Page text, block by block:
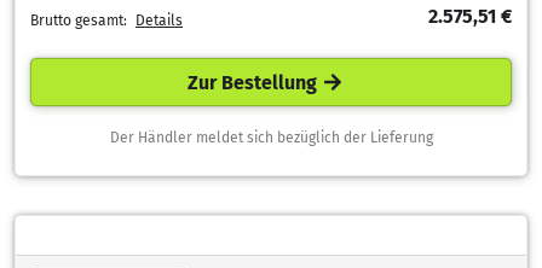
Brutto gesamt: Details 2.575,51 €
Zur Bestellung
Der Händler meldet sich bezüglich der Lieferung